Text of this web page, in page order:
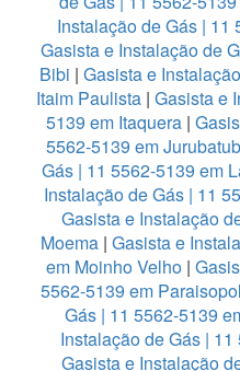
Instalação de Gás | 11
Gasista e Instalação de
Bibi | Gasista e
Itaim Paulista | Gasista e
5139 em Itaquera|
5562-5139 em
Gás | 11 5562-5139 em
Instalação de Gás | 11
Gasista e Instalação
Moema| Gasista e
em Moinho Velho |
5562-5139 em
Gás | 11 5562-5139
Instalação de Gás |
Gasista e Instalação